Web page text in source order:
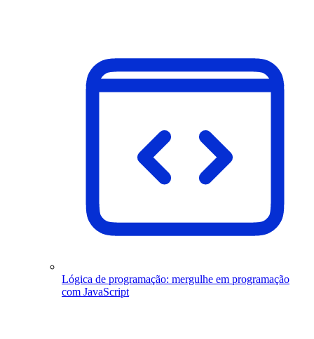
Lógica de programação: mergulhe em programação
com JavaScript